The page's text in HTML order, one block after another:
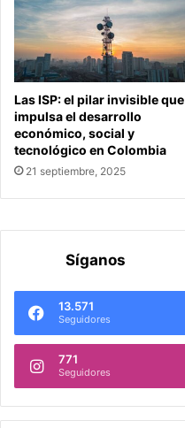
Las ISP: el pilar invisible que
impulsa el desarrollo
económico, social y
tecnológico en Colombia
21 septiembre, 2025
Síganos
13.571
Seguidores
771
Seguidores